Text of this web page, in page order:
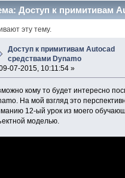
Доступ к примитивам
эту тему.
Доступ к примитивам Autocad
средствами Dynamo
07-2015, 10:11:54 »
кому то будет интересно
На мой взгляд это
12-ый урок из моего
моделью.